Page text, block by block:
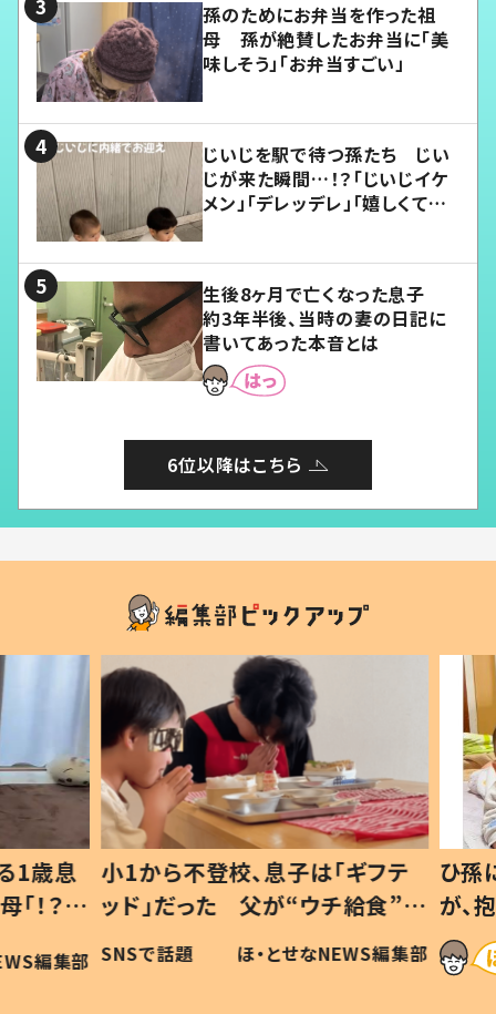
孫のためにお弁当を作った祖
母 孫が絶賛したお弁当に「美
味しそう」「お弁当すごい」
じいじを駅で待つ孫たち じい
じが来た瞬間…！？「じいじイケ
メン」「デレッデレ」「嬉しくて可
生後8ヶ月で亡くなった息子
約3年半後、当時の妻の日記に
書いてあった本音とは
6位以降はこちら
歳息
？」
編集部
小1から不登校、息子は「ギフテ
ッド」だった 父が“ウチ給食”を
作り続ける理由とは #令和の親
#令和の子
SNSで話題 ほ・とせなNEWS編集部
ひ孫
が、抱
「涙
い」